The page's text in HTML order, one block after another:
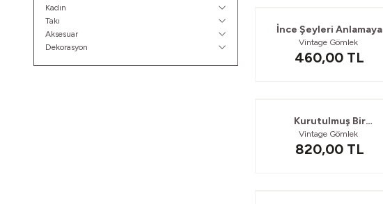
Kadın
Takı
Aksesuar
Dekorasyon
İnce Şeyleri Anlamaya
Vintage Gömlek
460,00 TL
Kurutulmuş Bir
Çiçektiniz
Vintage Gömlek
820,00TL